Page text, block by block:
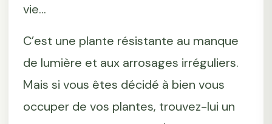
vie...
C’est une plante résistante au manque
de lumière et aux arrosages irréguliers.
Mais si vous êtes décidé à bien vous
occuper de vos plantes, trouvez-lui un